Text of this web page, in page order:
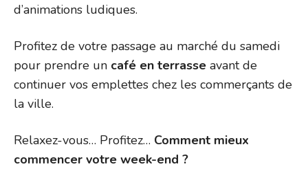
d’animations ludiques.
Profitez de votre passage au marché du samedi
pour prendre un café en terrasse avant de
continuer vos emplettes chez les commerçants de
la ville.
Relaxez-vous… Profitez… Comment mieux
commencer votre week-end ?